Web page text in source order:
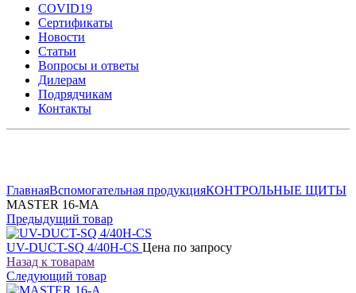
COVID19
Сертификаты
Новости
Статьи
Вопросы и ответы
Дилерам
Подрядчикам
Контакты
ГлавнаяВспомогательная продукцияКОНТРОЛЬНЫЕ ЩИТЫ
MASTER 16-MA
Предыдущий товар
UV-DUCT-SQ 4/40H-CS Цена по запросу
Назад к товарам
Следующий товар